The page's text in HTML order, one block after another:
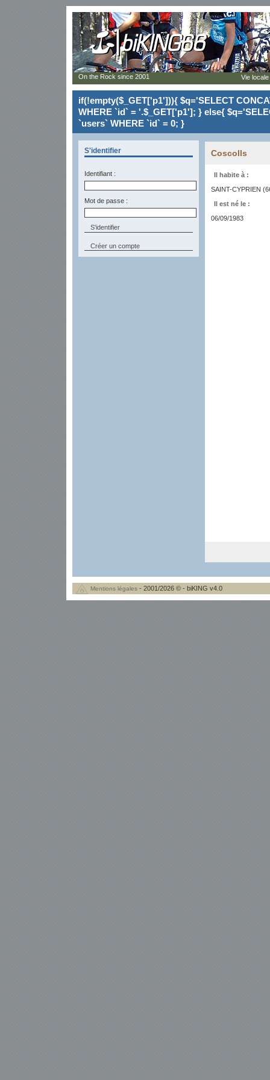
if(!empty($_GET['p1'])){ $q='SELECT
WHERE `id` = '.$_GET['p1']; } else{
`users` WHERE `id` = 0; }
S'identifier
Identifiant :
Mot de passe :
Créer un compte
Coscolls
Il habite à :
SAINT-CYPRIEN
Il est né le :
06/09/1983
On the Rock since 2001 Vie
Mentions légales - 2001/2026 © - biKING v4.0